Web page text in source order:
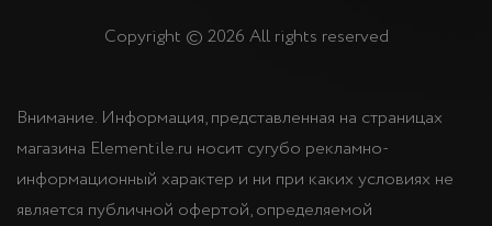
Copyright © 2026 All rights reserved
Внимание. Информация, представленная на страницах
магазина Elementile.ru носит сугубо рекламно-
информационный характер и ни при каких условиях не
является публичной офертой, определяемой